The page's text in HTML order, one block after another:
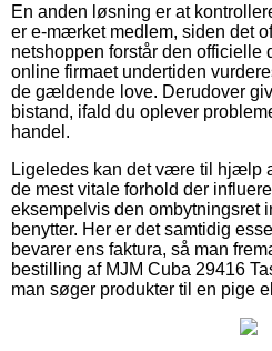
En anden løsning er at
er e-mærket medlem, siden det
netshoppen forstår den officielle
online firmaet undertiden
de gældende love. Derudover
bistand, ifald du oplever
handel.
Ligeledes kan det være til hjælp
de mest vitale forhold der
eksempelvis den ombytningsret
benytter. Her er det samtidig
bevarer ens faktura, så man
bestilling af MJM Cuba 29416
man søger produkter til en pige